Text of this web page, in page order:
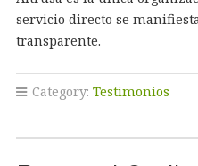
servicio directo se
transparente.
Category: Testimonios